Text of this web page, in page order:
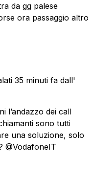
da gg palese
ora passaggio altro
35 minuti fa dall'
l’andazzo dei call
sono tutti
una soluzione, solo
@VodafoneIT